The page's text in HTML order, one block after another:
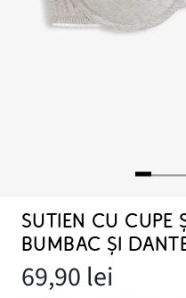
SUTIEN CU CUPE
BUMBAC ȘI
69,90 lei